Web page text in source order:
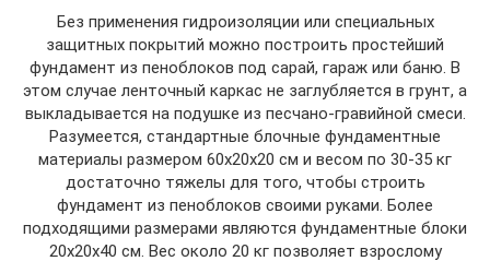
Без применения гидроизоляции или специальных
защитных покрытий можно построить простейший
фундамент из пеноблоков под сарай, гараж или баню. В
этом случае ленточный каркас не заглубляется в грунт, а
выкладывается на подушке из песчано-гравийной смеси.
Разумеется, стандартные блочные фундаментные
материалы размером 60х20х20 см и весом по 30-35 кг
достаточно тяжелы для того, чтобы строить
фундамент из пеноблоков своими руками. Более
подходящими размерами являются фундаментные блоки
20х20х40 см. Вес около 20 кг позволяет взрослому